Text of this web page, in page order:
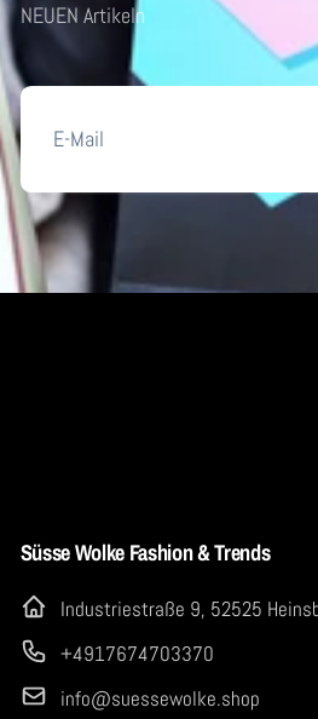
NEUEN Artikeln
E-
Mail
Süsse Wolke Fashion & Trends
Industriestraße 9, 52525
+4917674703370
info@suessewolke.shop